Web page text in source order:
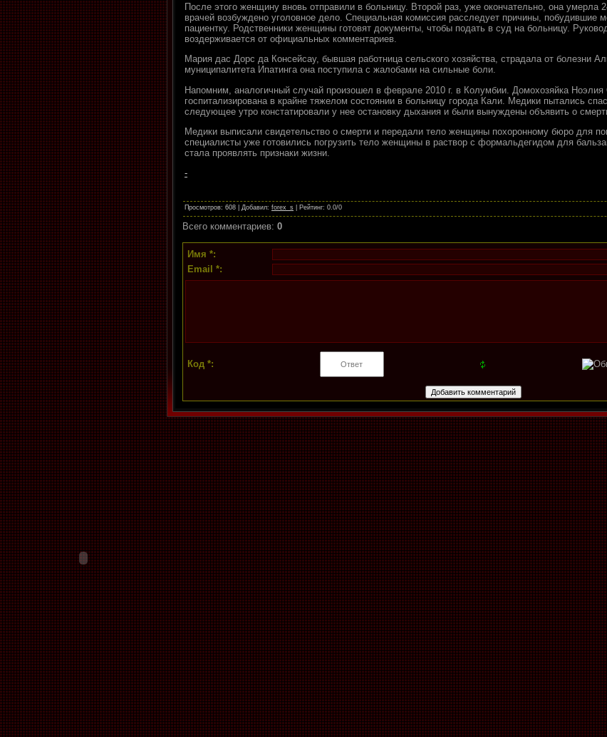
После этого женщину вновь отправили в больницу. Второй раз, уже окончательно, она умерла
врачей возбуждено уголовное дело. Специальная комиссия расследует причины, побудившие
пациентку. Родственники женщины готовят документы, чтобы подать в суд на больницу.
воздерживается от официальных комментариев.
Мария дас Дорс да Консейсау, бывшая работница сельского хозяйства, страдала от болезни
муниципалитета Ипатинга она поступила с жалобами на сильные боли.
Напомним, аналогичный случай произошел в феврале 2010 г. в Колумбии. Домохозяйка
госпитализирована в крайне тяжелом состоянии в больницу города Кали. Медики пытались
следующее утро констатировали у нее остановку дыхания и были вынуждены объявить о
Медики выписали свидетельство о смерти и передали тело женщины похоронному бюро для
специалисты уже готовились погрузить тело женщины в раствор с формальдегидом для
стала проявлять признаки жизни.
-
Просмотров: 608 | Добавил: forex_s Рейтинг: 0.0/0
Всего комментариев: 0
Имя *:
Email *:
Код *: